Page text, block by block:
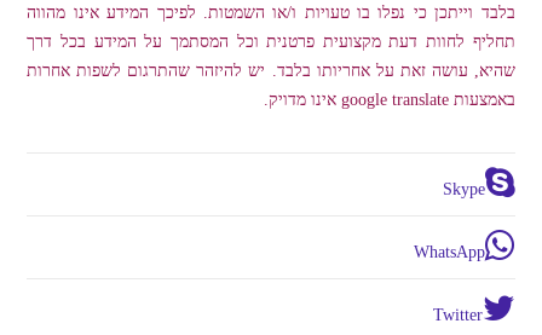
בלבד וייתכן כי נפלו בו טעויות ו/או השמטות. לפיכך המידע אינו מהווה
תחליף לחוות דעת מקצועית פרטנית וכל המסתמך על המידע בכל דרך
שהיא, עושה זאת על אחריותו בלבד. יש להיזהר שהתרגום לשפות אחרות
באמצעות google translate אינו מדויק.
Skype
WhatsApp
Twitter